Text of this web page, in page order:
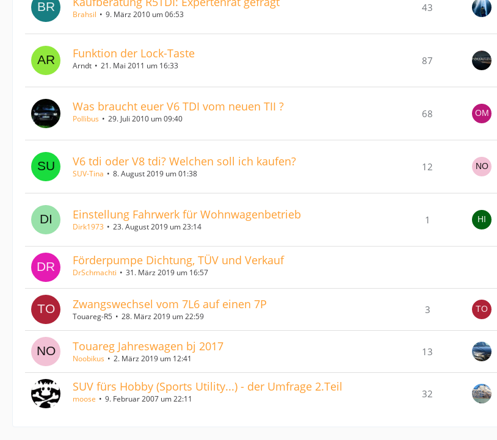
Brahsil 9. März 2010 um 06:53
43
Funktion der Lock-Taste
Arndt 21. Mai 2011 um 16:33 87
Was braucht euer V6 TDI vom neuen TII ?
Pollibus 29. Juli 2010 um 09:40 68
V6 tdi oder V8 tdi? Welchen soll ich kaufen?
SUV-Tina 8. August 2019 um 01:38
12
Einstellung Fahrwerk für Wohnwagenbetrieb
Dirk1973 23. August 2019 um 23:14
1
Förderpumpe Dichtung, TÜV und Verkauf
DrSchmachti 31. März 2019 um 16:57
Zwangswechsel vom 7L6 auf einen 7P
Touareg-R5 28. März 2019 um 22:59
3
Touareg Jahreswagen bj 2017
Noobikus 2. März 2019 um 12:41
13
SUV fürs Hobby (Sports Utility...) - der Umfrage 2.Teil
moose 9. Februar 2007 um 22:11 32